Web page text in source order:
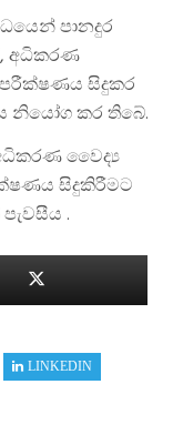
පානදුර
අධිකරණ
සිදුකර
නියෝග කර තිබේ.
වෛද්‍ය
සිදුකිරීමට
.
LINKEDIN